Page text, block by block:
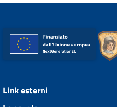
Link esterni